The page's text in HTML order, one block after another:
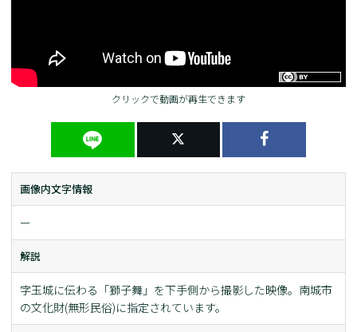
クリックで動画が再生できます
画像内文字情報
ー
解説
字玉城に伝わる「獅子舞」を下手側から撮影した映像。南城市
の文化財(無形民俗)に指定されています。